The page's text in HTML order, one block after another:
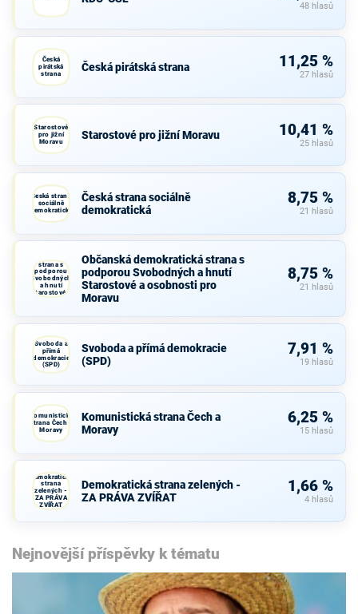
48 hlasů
Česká
pirátská
strana
Česká pirátská strana 11,25 %
27 hlasů
Starostové
pro jižní
Moravu
Starostové pro jižní Moravu 10,41 %
25 hlasů
Česká strana
sociálně
demokratická
Česká strana sociálně
demokratická
8,75 %
21 hlasů
strana s
podporou
Svobodných
a hnutí
Starostové a
osobnosti
Občanská demokratická strana s
podporou Svobodných a hnutí
Starostové a osobnosti pro
Moravu
8,75 %
21 hlasů
Svoboda a
přímá
demokracie
(SPD)
Svoboda a přímá demokracie
(SPD)
7,91 %
19 hlasů
Komunistická
strana Čech a
Moravy
Komunistická strana Čech a
Moravy
6,25 %
15 hlasů
Demokratická
strana
zelených -
ZA PRÁVA
ZVÍŘAT
Demokratická strana zelených -
ZA PRÁVA ZVÍŘAT
1,66 %
4 hlasů
Nejnovější příspěvky k tématu